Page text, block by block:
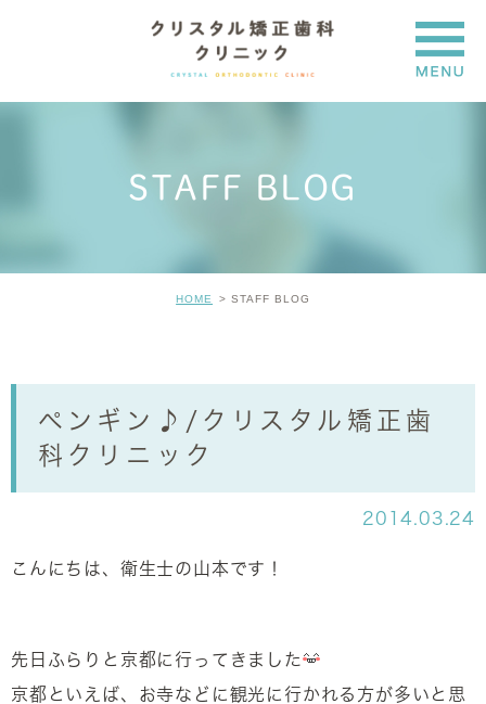
STAFF BLOG
HOME STAFF BLOG
ペンギン♪/クリスタル矯正歯
科クリニック
2014.03.24
こんにちは、衛生士の山本です！
先日ふらりと京都に行ってきました
京都といえば、お寺などに観光に行かれる方が多いと思